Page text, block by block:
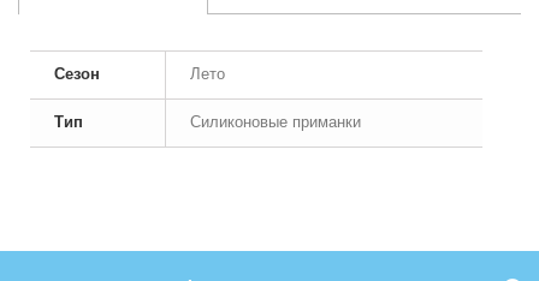
Сезон Лето
Тип Силиконовые приманки